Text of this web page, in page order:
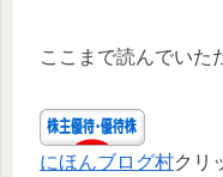
ここまで読んでいた
にほんブログ村クリ